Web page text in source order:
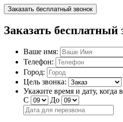
Заказать бесплатный звонок
Заказать бесплатный
Ваше имя:
Телефон:
Город:
Цель звонка:
Укажите время и дату, когда
С
До